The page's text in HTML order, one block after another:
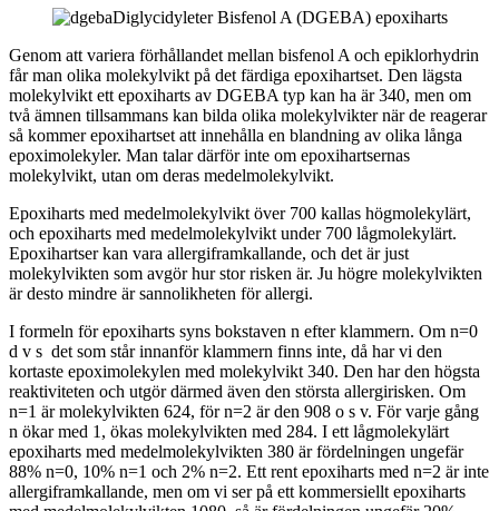
Diglycidyleter Bisfenol A (DGEBA) epoxiharts
Genom att variera förhållandet mellan bisfenol A och epiklorhydrin
får man olika molekylvikt på det färdiga epoxihartset. Den lägsta
molekylvikt ett epoxiharts av DGEBA typ kan ha är 340, men om
två ämnen tillsammans kan bilda olika molekylvikter när de reagerar
så kommer epoxihartset att innehålla en blandning av olika långa
epoximolekyler. Man talar därför inte om epoxihartsernas
molekylvikt, utan om deras medelmolekylvikt.
Epoxiharts med medelmolekylvikt över 700 kallas högmolekylärt,
och epoxiharts med medelmolekylvikt under 700 lågmolekylärt.
Epoxihartser kan vara allergiframkallande, och det är just
molekylvikten som avgör hur stor risken är. Ju högre molekylvikten
är desto mindre är sannolikheten för allergi.
I formeln för epoxiharts syns bokstaven n efter klammern. Om n=0
d v s det som står innanför klammern finns inte, då har vi den
kortaste epoximolekylen med molekylvikt 340. Den har den högsta
reaktiviteten och utgör därmed även den största allergirisken. Om
n=1 är molekylvikten 624, för n=2 är den 908 o s v. För varje gång
n ökar med 1, ökas molekylvikten med 284. I ett lågmolekylärt
epoxiharts med medelmolekylvikten 380 är fördelningen ungefär
88% n=0, 10% n=1 och 2% n=2. Ett rent epoxiharts med n=2 är inte
allergiframkallande, men om vi ser på ett kommersiellt epoxiharts